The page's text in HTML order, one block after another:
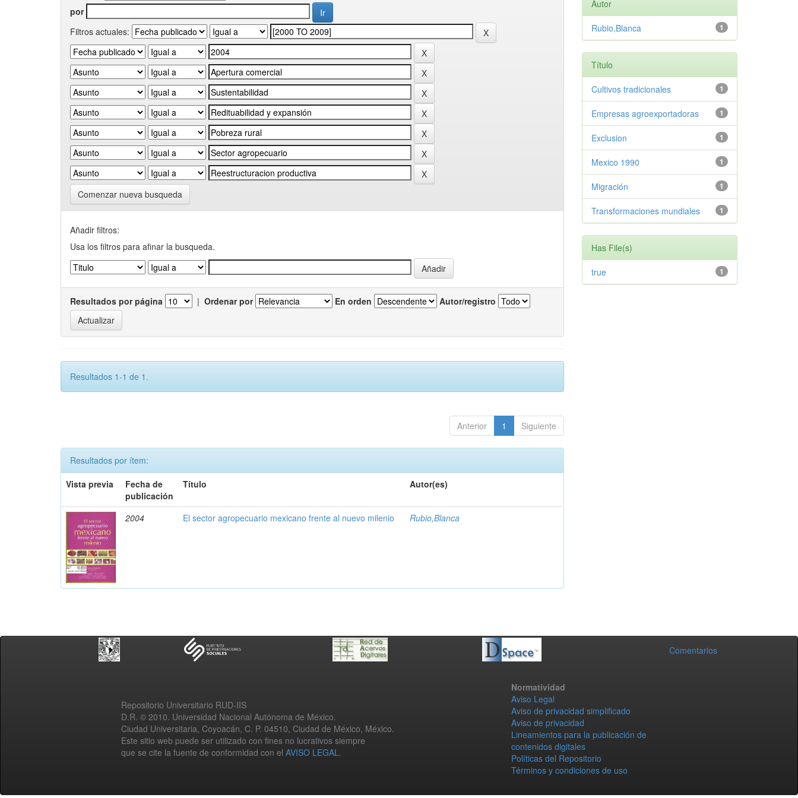
por
Filtros actuales:
Comenzar nueva busqueda
Añadir filtros:
Usa los filtros para afinar la busqueda.
Resultados por página | Ordenar por En orden Autor/registro
Resultados 1-1 de 1.
Anterior 1 Siguiente
Resultados por ítem:
Vista previa
Fecha de
publicación
Título Autor(es)
2004 El sector agropecuario mexicano frente al nuevo milenio Rubio,Blanca
Autor
1
Rubio,Blanca
Título
1
Cultivos tradicionales
1
Empresas agroexportadoras
1
Exclusion
1
Mexico 1990
1
Migración
1
Transformaciones mundiales
Has File(s)
1
true
Comentarios
Repositorio Universitario RUD-IIS
D.R. © 2010. Universidad Nacional Autónoma de México.
Ciudad Universitaria, Coyoacán, C. P. 04510, Ciudad de México, México.
Este sitio web puede ser utilizado con fines no lucrativos siempre
que se cite la fuente de conformidad con el AVISO LEGAL.
Normatividad
Aviso Legal
Aviso de privacidad simplificado
Aviso de privacidad
Lineamientos para la publicación de
contenidos digitales
Políticas del Repositorio
Términos y condiciones de uso